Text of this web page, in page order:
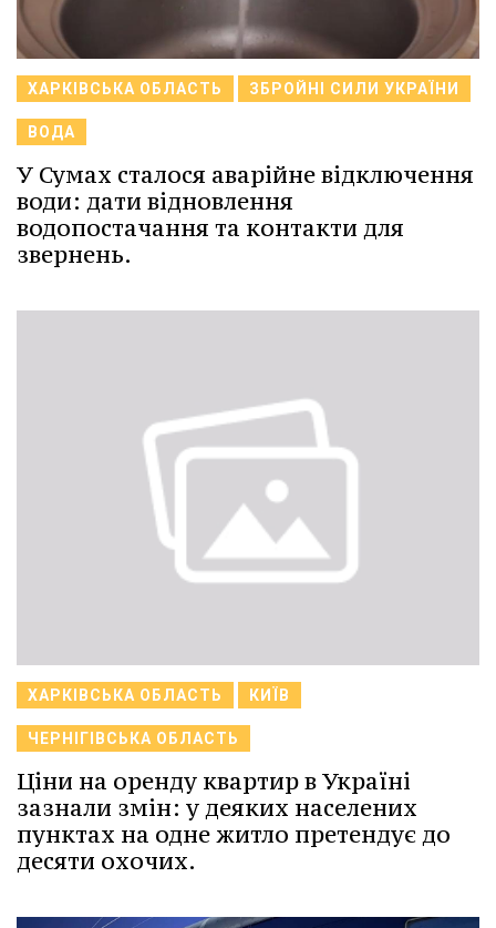
ХАРКІВСЬКА ОБЛАСТЬ ЗБРОЙНІ СИЛИ УКРАЇНИ
ВОДА
У Сумах сталося аварійне відключення
води: дати відновлення
водопостачання та контакти для
звернень.
ХАРКІВСЬКА ОБЛАСТЬ КИЇВ
ЧЕРНІГІВСЬКА ОБЛАСТЬ
Ціни на оренду квартир в Україні
зазнали змін: у деяких населених
пунктах на одне житло претендує до
десяти охочих.